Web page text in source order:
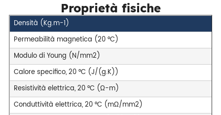
Proprietà fisiche
Densità (Kg.m-1)
Permeabilità magnetica (20 °C)
Modulo di Young (N/mm2)
Calore specifico, 20 °C (J/(g.K))
Resistività elettrica, 20 °C (Ω-m)
Conduttività elettrica, 20 °C (mΩ/mm2)